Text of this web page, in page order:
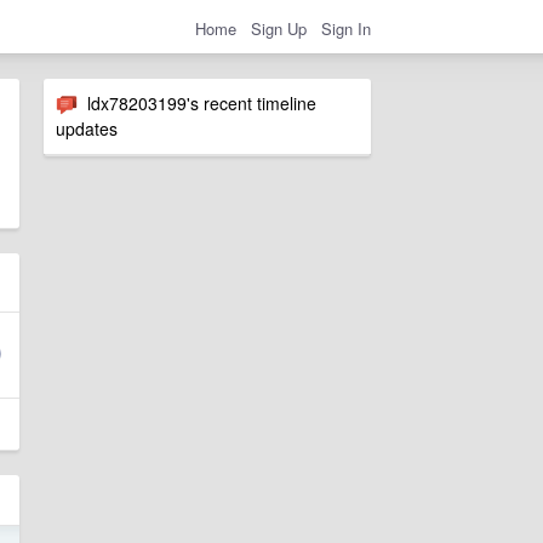
Home Sign Up Sign In
ldx78203199's recent timeline
updates